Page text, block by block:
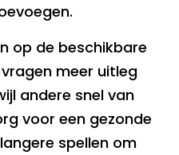
op de beschikbare
meer uitleg
andere snel van
voor een gezonde
spellen om